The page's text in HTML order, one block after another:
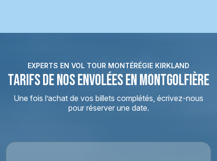
EXPERTS EN VOL TOUR MONTÉRÉGIE KIRKLAND
TARIFS DE NOS ENVOLÉES EN MONTGOLFIÈRE
Une fois l’achat de vos billets complétés, écrivez-nous
pour réserver une date.